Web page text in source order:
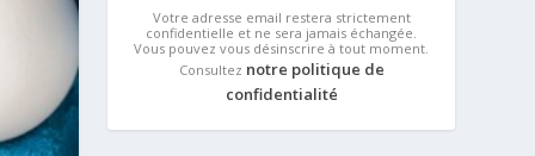
Votre adresse email restera strictement
confidentielle et ne sera jamais échangée.
Vous pouvez vous désinscrire à tout moment.
Consultez notre politique de
confidentialité